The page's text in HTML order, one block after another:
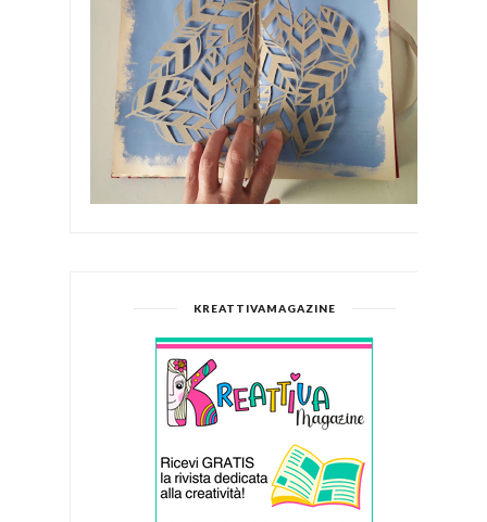
KREATTIVAMAGAZINE